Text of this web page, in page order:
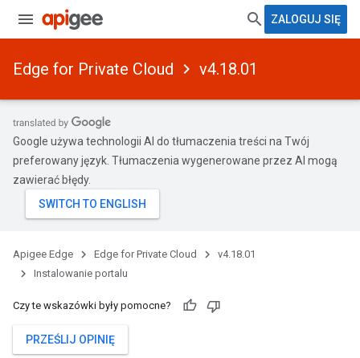
ZALOGUJ SIĘ
Edge for Private Cloud v4.18.01
Google używa technologii AI do tłumaczenia treści na Twój
preferowany język. Tłumaczenia wygenerowane przez AI mogą
zawierać błędy.
Apigee Edge Edge for Private Cloud
v4.18.01
Instalowanie portalu
Czy te wskazówki były pomocne?
PRZEŚLIJ OPINIĘ